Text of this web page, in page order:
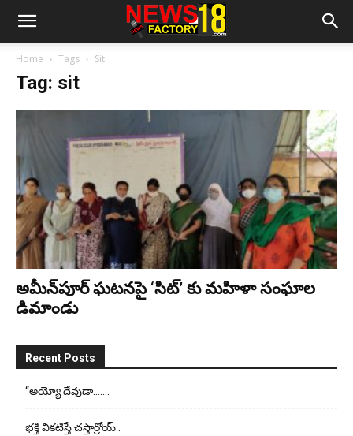
Home Tags Sit
Tag: sit
అమీన్‌పూర్ ఘ‌ట‌న‌పై ‘సిట్’ కు మ‌హిళా సంఘాల
డిమాండు
Recent Posts
“అయ్యో దేవుడా…….
భ‌క్తి విక‌టిస్తే చ‌స్తార్రోయ్‌..